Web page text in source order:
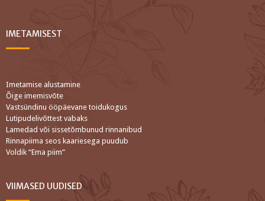
IMETAMISEST
Imetamise alustamine
Õige imemisvõte
Vastsündinu ööpäevane toidukogus
Lutipudelivõttest vabaks
Lamedad või sissetõmbunud rinnanibud
Rinnapiima seos kaariesega puudub
Voldik “Ema piim”
VIIMASED UUDISED